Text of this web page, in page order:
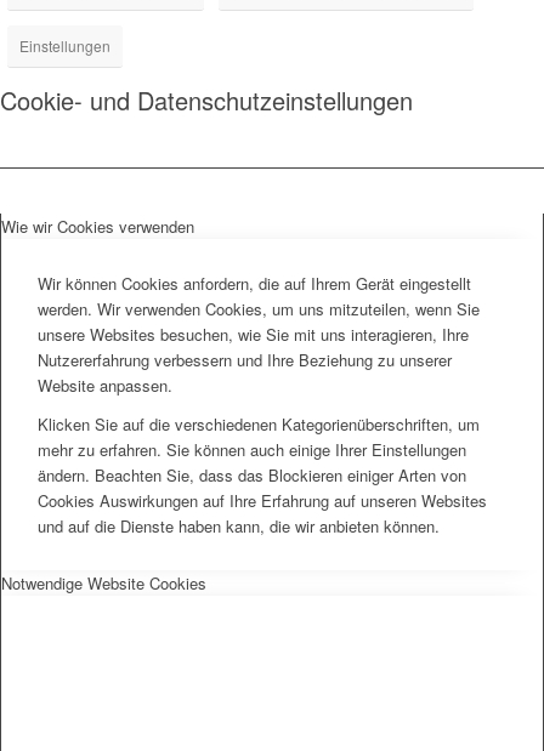
Einstellungen
Cookie- und Datenschutzeinstellungen
Wie wir Cookies verwenden
Wir können Cookies anfordern, die auf Ihrem Gerät eingestellt
werden. Wir verwenden Cookies, um uns mitzuteilen, wenn Sie
unsere Websites besuchen, wie Sie mit uns interagieren, Ihre
Nutzererfahrung verbessern und Ihre Beziehung zu unserer
Website anpassen.
Klicken Sie auf die verschiedenen Kategorienüberschriften, um
mehr zu erfahren. Sie können auch einige Ihrer Einstellungen
ändern. Beachten Sie, dass das Blockieren einiger Arten von
Cookies Auswirkungen auf Ihre Erfahrung auf unseren Websites
und auf die Dienste haben kann, die wir anbieten können.
Notwendige Website Cookies